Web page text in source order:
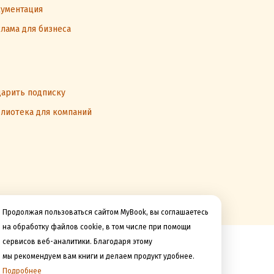
Продолжая пользоваться сайтом MyBook, вы соглашаетесь
на обработку файлов cookie, в том числе при помощи
сервисов веб-аналитики. Благодаря этому
мы рекомендуем вам книги и делаем продукт удобнее.
Подробнее
для бизнеса
подписку
для компаний